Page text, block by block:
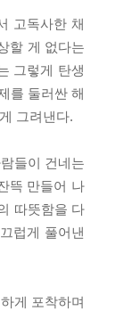
고독사한 채
할 게 없다는
그렇게 탄생
를 둘러싼 해
그려낸다.
들이 건네는
뜩 만들어 나
따뜻함을 다
럽게 풀어낸
게 포착하며